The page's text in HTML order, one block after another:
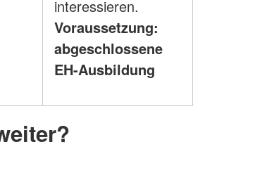
interessieren.
Voraussetzung:
abgeschlossene
EH-Ausbildung